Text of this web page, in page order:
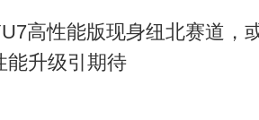
高性能版现身纽北赛道，
能升级引期待